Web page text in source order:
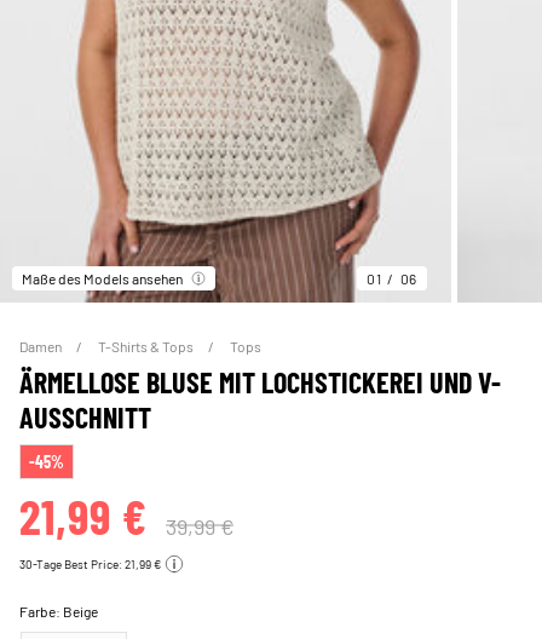
Maße des Models ansehen 01 06
Damen T-Shirts & Tops Tops
ÄRMELLOSE BLUSE MIT LOCHSTICKEREI UND V-
AUSSCHNITT
-45%
21,99 € 39,99 €
30-Tage Best Price: 21,99 €
Farbe: Beige